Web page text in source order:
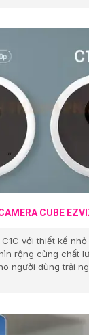
CUBE
với thiết kế
rộng cùng chất
người dùng trải